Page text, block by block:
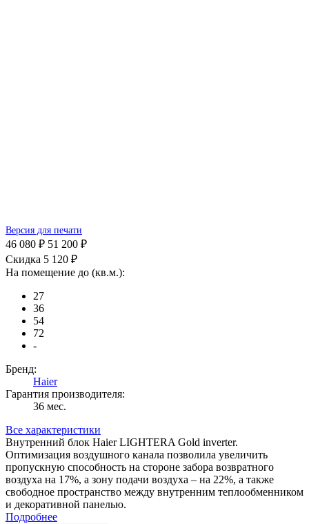
Версия для печати
46 080 ₽ 51 200 ₽
Скидка 5 120 ₽
На помещение до (кв.м.):
27
36
54
72
-
Бренд:
Haier
Гарантия производителя:
36 мес.
Все характеристики
Внутренний блок Haier LIGHTERA Gold inverter.
Оптимизация воздушного канала позволила увеличить
пропускную способность на стороне забора возвратного
воздуха на 17%, а зону подачи воздуха – на 22%, а также
свободное пространство между внутренним теплообменником
и декоративной панелью.
Подробнее